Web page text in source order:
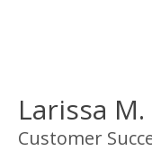
Larissa M.
Customer